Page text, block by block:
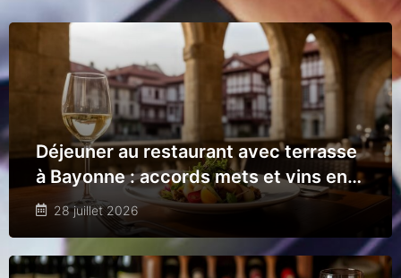
Déjeuner au restaurant avec terrasse
à Bayonne : accords mets et vins en
plein air, l’art de l’épicurisme estival
28 juillet 2026